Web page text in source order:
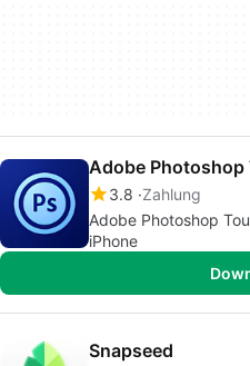
Adobe Photoshop
3.8 Zahlung
Adobe Photoshop
iPhone
Snapseed